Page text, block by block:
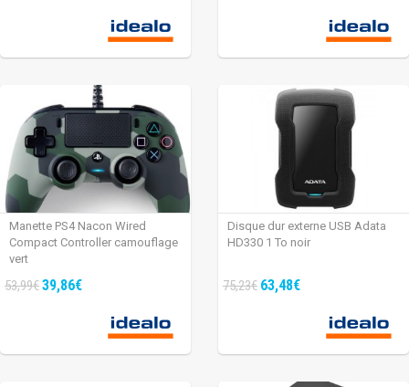
Manette PS4 Nacon Wired
Compact Controller camouflage
vert
53,99€39,86€
Disque dur externe USB Adata
HD330 1 To noir
75,23€ 63,48€